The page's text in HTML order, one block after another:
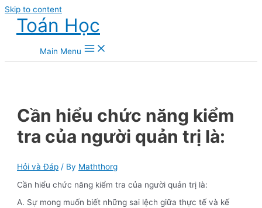
Skip to content
Toán Học
Main Menu
Cần hiểu chức năng kiểm
tra của người quản trị là:
Hỏi và Đáp / By Maththorg
Cần hiểu chức năng kiểm tra của người quản trị là:
A. Sự mong muốn biết những sai lệch giữa thực tế và kế